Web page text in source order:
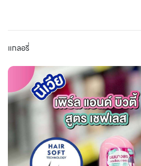
แกลอรี่